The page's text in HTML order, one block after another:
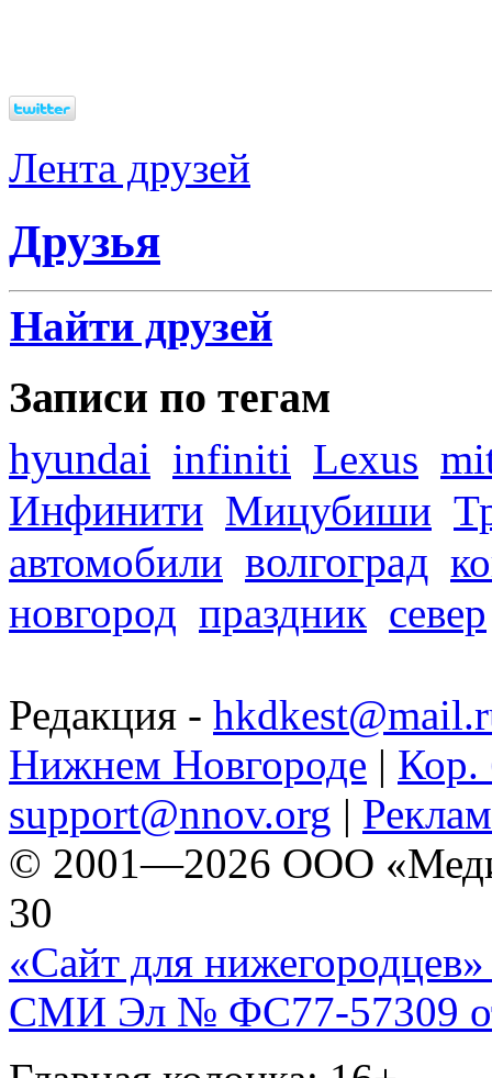
Лента друзей
Друзья
Найти друзей
Записи по тегам
hyundai infiniti Lexus
Инфинити Мицубиши
автомобили волгоград
новгород праздник север
Редакция -
Нижнем Новгороде | Кор.
support@nnov.org |
© 2001—2026 ООО
30
«Сайт для нижегородцев»
СМИ Эл № ФС77-57309